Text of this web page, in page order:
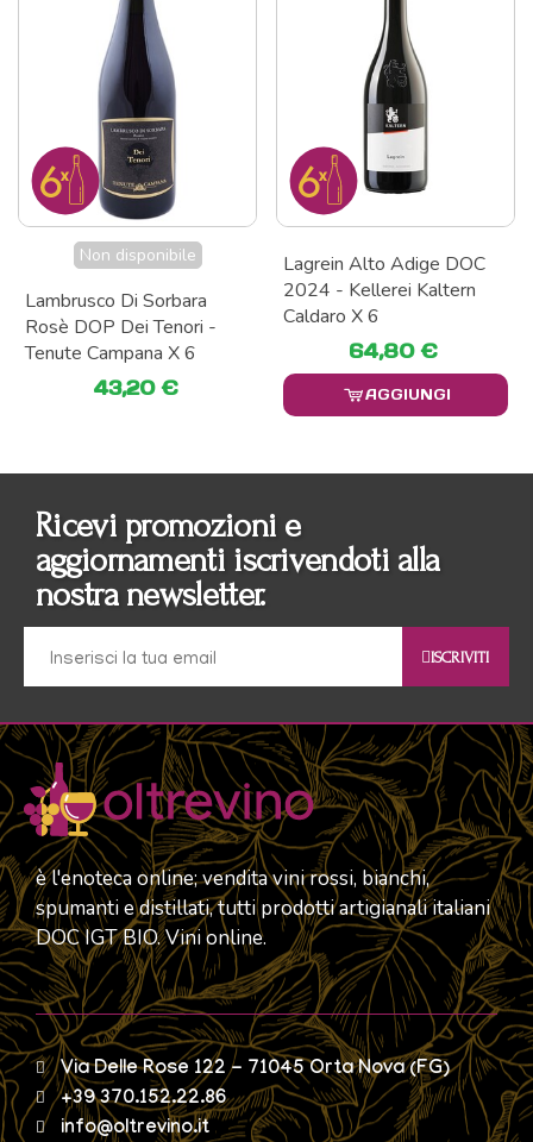
Non disponibile
Lambrusco Di Sorbara
Rosè DOP Dei Tenori -
Tenute Campana X 6
43,20 €
Lagrein Alto Adige DOC
2024 - Kellerei Kaltern
Caldaro X 6
64,80 €
AGGIUNGI
Ricevi promozioni e
aggiornamenti iscrivendoti alla
nostra newsletter.
ISCRIVITI
è l'enoteca online; vendita vini rossi, bianchi,
spumanti e distillati, tutti prodotti artigianali italiani
DOC IGT BIO. Vini online.
Via Delle Rose 122 - 71045 Orta Nova (FG)
+39 370.152.22.86
info@oltrevino.it